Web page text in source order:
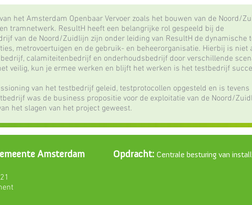
het Amsterdam Openbaar Vervoer zoals het bouwen van de Noord/
tramnetwerk. ResultH heeft een belangrijke rol gespeeld bij de
van de Noord/Zuidlijn zijn onder leiding van ResultH de dynamische
metrovoertuigen en de gebruik- en beheerorganisatie. Hierbij is niet
calamiteitenbedrijf en onderhoudsbedrijf door verschillende
veilig, kun je ermee werken en blijft het werken is het testbedrijf
van het testbedrijf geleid, testprotocollen opgesteld en is tevens
was de business propositie voor de exploitatie van de Noord/
het slagen van het project geweest.
Amsterdam
Opdracht:Centrale besturing van